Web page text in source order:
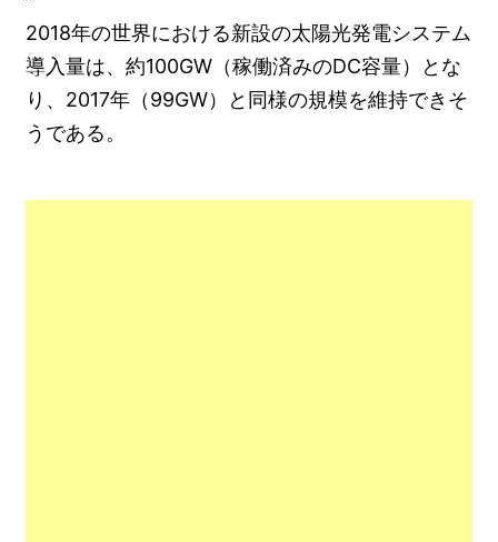
2018年の世界における新設の太陽光発電システム
導入量は、約100GW（稼働済みのDC容量）とな
り、2017年（99GW）と同様の規模を維持できそ
うである。